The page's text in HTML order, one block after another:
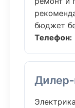
бюджет
Телефон:
Дилер-